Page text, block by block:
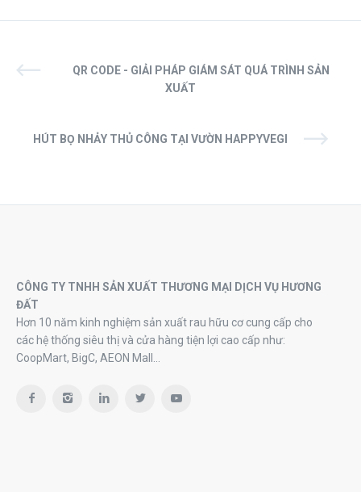
QR CODE - GIẢI PHÁP GIÁM SÁT QUÁ TRÌNH SẢN
XUẤT
HÚT BỌ NHẢY THỦ CÔNG TẠI VƯỜN HAPPYVEGI
CÔNG TY TNHH SẢN XUẤT THƯƠNG MẠI DỊCH VỤ HƯƠNG
ĐẤT
Hơn 10 năm kinh nghiệm sản xuất rau hữu cơ cung cấp cho
các hệ thống siêu thị và cửa hàng tiện lợi cao cấp như:
CoopMart, BigC, AEON Mall…